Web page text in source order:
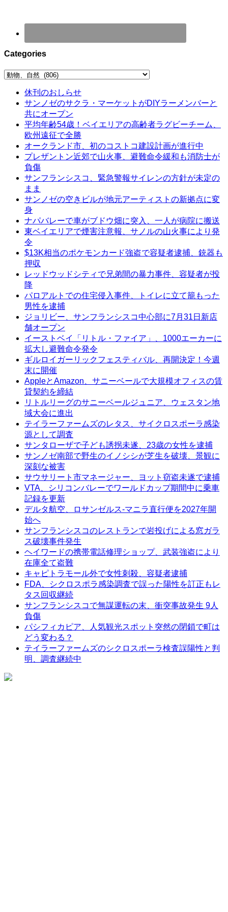
Categories
Categories
休刊のおしらせ
サンノゼのサクラ・マーケットがDIYラーメンバーと
共にオープン
平均年齢54歳！ベイエリアの高齢者ラグビーチーム、
欧州遠征で全勝
オークランド市、初のコストコ建設計画が進行中
プレザントン近郊で山火事、避難命令緩和も消防士が
負傷
サンフランシスコ、緊急警報サイレンの方針が未定の
まま
サンノゼの空きビルが地元アーティストの新拠点に変
身
ナパバレーで車がブドウ畑に突入、一人が病院に搬送
東ベイエリアで煙害注意報、サノルの山火事により発
令
$13K相当のポケモンカード強盗で容疑者逮捕、銃器も
押収
レッドウッドシティで兄弟間の暴力事件、容疑者が投
降
パロアルトでの住宅侵入事件、トイレに立て籠もった
男性を逮捕
ジョリビー、サンフランシスコ中心部に7月31日新店
舗オープン
イーストベイ「リトル・ファイア」、1000エーカーに
拡大し避難命令発令
ギルロイガーリックフェスティバル、再開決定！今週
末に開催
AppleとAmazon、サニーベールで大規模オフィスの賃
貸契約を締結
リトルリーグのサニーベールジュニア、ウェスタン地
域大会に進出
テイラーファームズのレタス、サイクロスポーラ感染
源として調査
サンタローザで子ども誘拐未遂、23歳の女性を逮捕
サンノゼ南部で野生のイノシシが芝生を破壊、景観に
深刻な被害
サウサリート市マネージャー、ヨット窃盗未遂で逮捕
VTA、シリコンバレーでワールドカップ期間中に乗車
記録を更新
デルタ航空、ロサンゼルス-マニラ直行便を2027年開
始へ
サンフランシスコのレストランで岩投げによる窓ガラ
ス破壊事件発生
ヘイワードの携帯電話修理ショップ、武装強盗により
在庫全て盗難
キャピトラモール外で女性刺殺、容疑者逮捕
FDA、シクロスポラ感染調査で誤った陽性を訂正もレ
タス回収継続
サンフランシスコで無謀運転の末、衝突事故発生 9人
負傷
パシフィカピア、人気観光スポット突然の閉鎖で町は
どう変わる？
テイラーファームズのシクロスポーラ検査誤陽性と判
明、調査継続中